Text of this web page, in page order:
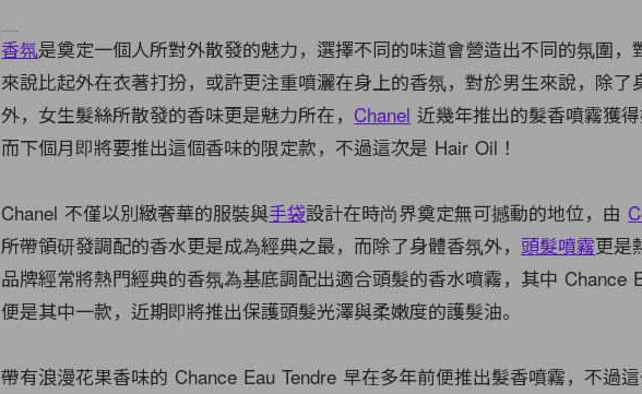
香氛是奠定一個人所對外散發的魅力，選擇不同的味道會營造出不同的氛圍，
來說比起外在衣著打扮，或許更注重噴灑在身上的香氛，對於男生來說，除了
外，女生髮絲所散發的香味更是魅力所在， Chanel 近幾年推出的髮香噴霧獲
而下個月即將要推出這個香味的限定款，不過這次是 Hair Oil！
Chanel 不僅以別緻奢華的服裝與手袋設計在時尚界奠定無可撼動的地位，由
所帶領研發調配的香水更是成為經典之最，而除了身體香氛外， 頭髮噴霧更是
品牌經常將熱門經典的香氛為基底調配出適合頭髮的香水噴霧，其中 Chance
便是其中一款，近期即將推出保護頭髮光澤與柔嫩度的護髮油。
帶有浪漫花果香味的 Chance Eau Tendre 早在多年前便推出髮香噴霧，不過